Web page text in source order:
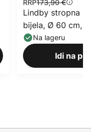
RRP173,90 €
Lindby stropna
bijela, Ø 60 cm,
Na lageru
Idi na